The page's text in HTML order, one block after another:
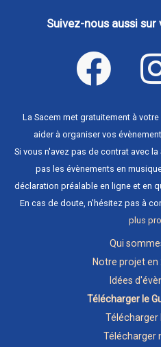
Suivez-nous aussi sur
La Sacem met gratuitement à
aider à organiser vos
Si vous n'avez pas de contrat avec la
pas les évènements en
déclaration préalable en ligne et en
En cas de doute, n'hésitez pas à
plus
Qui
Notre projet en
Idées
Télécharger le
Télécharger
Télécharger